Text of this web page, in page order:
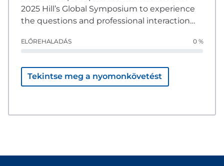
2025 Hill’s Global Symposium to experience
the questions and professional interaction
ELŐREHALADÁS 0 %
Tekintse meg a nyomonkövetést